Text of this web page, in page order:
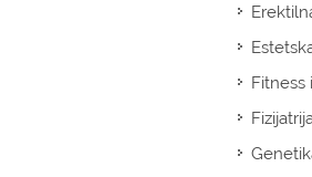
Fitness